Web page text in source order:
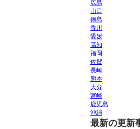
広島
山口
徳島
香川
愛媛
高知
福岡
佐賀
長崎
熊本
大分
宮崎
鹿児島
沖縄
最新の更新